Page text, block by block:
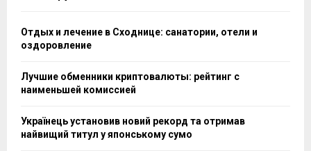
Отдых и лечение в Сходнице: санатории, отели и
оздоровление
Лучшие обменники криптовалюты: рейтинг с
наименьшей комиссией
Українець установив новий рекорд та отримав
найвищий титул у японському сумо